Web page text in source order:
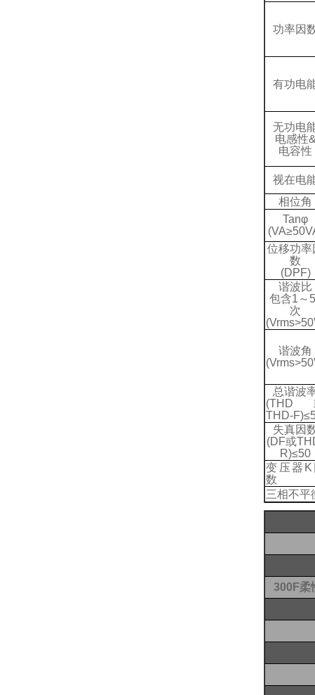
功率因
有功电
无功电
电感性
电容性
视在电
相位角
Tanφ
(VA≥
位移功率
数
(DPF)
谐波比
包含1 ～
次
谐波角
总谐波
(THD
THD-F)≤
失真因
(DF或
R)≤50
变压器
数
三相不平
300F柔